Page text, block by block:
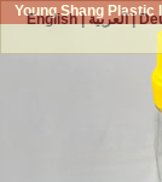
Young Shang Plastic
English|العربية|